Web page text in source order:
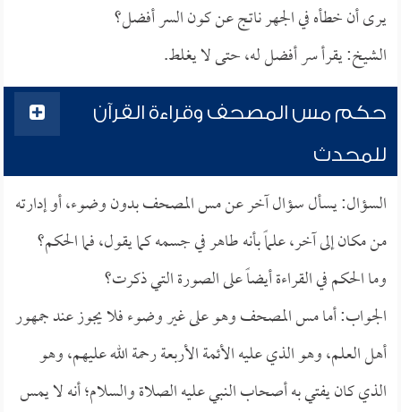
يرى أن خطأه في الجهر ناتج عن كون السر أفضل؟
الشيخ: يقرأ سر أفضل له، حتى لا يغلط.
حكم مس المصحف وقراءة القرآن
للمحدث
السؤال: يسأل سؤال آخر عن مس المصحف بدون وضوء، أو إدارته
من مكان إلى آخر، علماً بأنه طاهر في جسمه كما يقول، فما الحكم؟
وما الحكم في القراءة أيضاً على الصورة التي ذكرت؟
الجواب: أما مس المصحف وهو على غير وضوء فلا يجوز عند جمهور
أهل العلم، وهو الذي عليه الأئمة الأربعة رحمة الله عليهم، وهو
الذي كان يفتي به أصحاب النبي عليه الصلاة والسلام؛ أنه لا يمس